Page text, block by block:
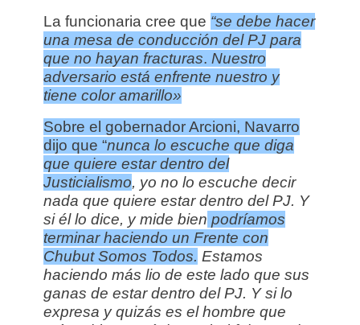
La funcionaria cree que “se debe hacer
una mesa de conducción del PJ para
que no hayan fracturas. Nuestro
adversario está enfrente nuestro y
tiene color amarillo»
Sobre el gobernador Arcioni, Navarro
dijo que “nunca lo escuche que diga
que quiere estar dentro del
Justicialismo, yo no lo escuche decir
nada que quiere estar dentro del PJ. Y
si él lo dice, y mide bien podríamos
terminar haciendo un Frente con
Chubut Somos Todos. Estamos
haciendo más lio de este lado que sus
ganas de estar dentro del PJ. Y si lo
expresa y quizás es el hombre que